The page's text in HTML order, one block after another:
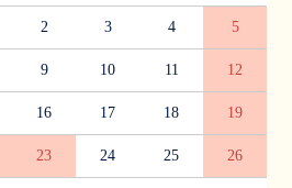
2 3 4 5
9 10 11 12
16 17 18 19
23 24 25 26